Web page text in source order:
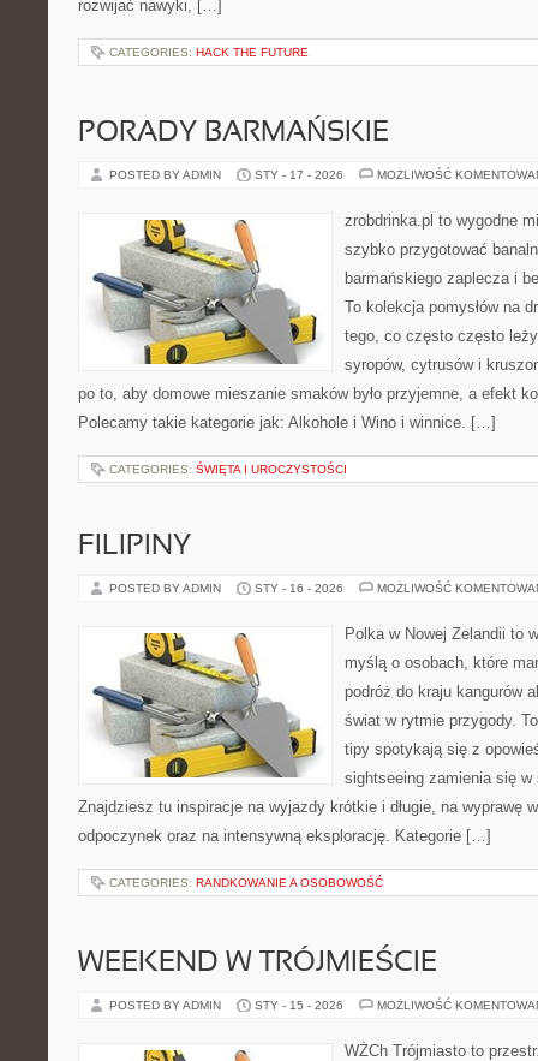
rozwijać nawyki, […]
CATEGORIES: HACK THE FUTURE
PORADY BARMAŃSKIE
POSTED BY ADMIN STY - 17 - 2026 MOŻLIWOŚĆ
zrobdrinka.pl to wygodne
szybko przygotować
barmańskiego zaplecza i
To kolekcja pomysłów na
tego, co często często
syropów, cytrusów i
po to, aby domowe mieszanie smaków było przyjemne, a efekt
Polecamy takie kategorie jak: Alkohole i Wino i winnice. […]
CATEGORIES: ŚWIĘTA I UROCZYSTOŚCI
FILIPINY
POSTED BY ADMIN STY - 16 - 2026 MOŻLIWOŚĆ
Polka w Nowej Zelandii to
myślą o osobach, które
podróż do kraju kangurów
świat w rytmie przygody.
tipy spotykają się z
sightseeing zamienia się w
Znajdziesz tu inspiracje na wyjazdy krótkie i długie, na wyprawę
odpoczynek oraz na intensywną eksplorację. Kategorie […]
CATEGORIES: RANDKOWANIE A OSOBOWOŚĆ
WEEKEND W TRÓJMIEŚCIE
POSTED BY ADMIN STY - 15 - 2026 MOŻLIWOŚĆ
WŻCh Trójmiasto to